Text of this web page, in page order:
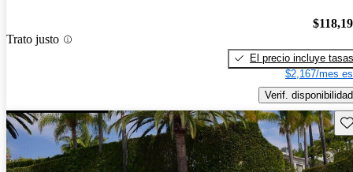
Trato justo
El precio incluye tasas
$2,167/mes
Verif. disponibilidad